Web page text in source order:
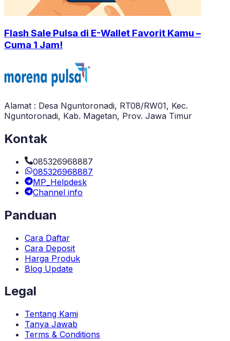
Flash Sale Pulsa di E-Wallet Favorit Kamu –
Cuma 1 Jam!
Alamat : Desa Nguntoronadi, RT08/RW01, Kec.
Nguntoronadi, Kab. Magetan, Prov. Jawa Timur
Kontak
085326968887
085326968887
MP_Helpdesk
Channel info
Panduan
Cara Daftar
Cara Deposit
Harga Produk
Blog Update
Legal
Tentang Kami
Tanya Jawab
Terms & Conditions